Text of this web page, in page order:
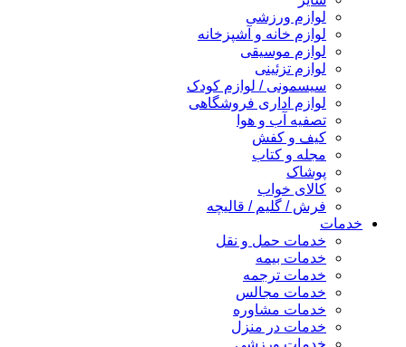
لوازم ورزشی
لوازم خانه و آشپزخانه
لوازم موسیقی
لوازم تزئینی
سیسمونی / لوازم کودک
لوازم اداری فروشگاهی
تصفیه آب و هوا
کیف و کفش
مجله و کتاب
پوشاک
کالای خواب
فرش / گلیم / قالیچه
خدمات
خدمات حمل و نقل
خدمات بیمه
خدمات ترجمه
خدمات مجالس
خدمات مشاوره
خدمات در منزل